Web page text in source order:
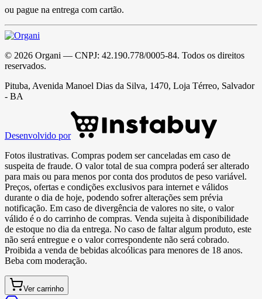
ou pague na entrega com cartão.
© 2026 Organi — CNPJ: 42.190.778/0005-84. Todos os direitos
reservados.
Pituba, Avenida Manoel Dias da Silva, 1470, Loja Térreo, Salvador
- BA
Desenvolvido por
Fotos ilustrativas. Compras podem ser canceladas em caso de
suspeita de fraude. O valor total de sua compra poderá ser alterado
para mais ou para menos por conta dos produtos de peso variável.
Preços, ofertas e condições exclusivos para internet e válidos
durante o dia de hoje, podendo sofrer alterações sem prévia
notificação. Em caso de divergência de valores no site, o valor
válido é o do carrinho de compras. Venda sujeita à disponibilidade
de estoque no dia da entrega. No caso de faltar algum produto, este
não será entregue e o valor correspondente não será cobrado.
Proibida a venda de bebidas alcoólicas para menores de 18 anos.
Beba com moderação.
Ver carrinho